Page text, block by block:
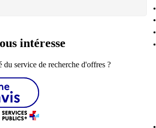
intéresse
du service de recherche d'offres ?